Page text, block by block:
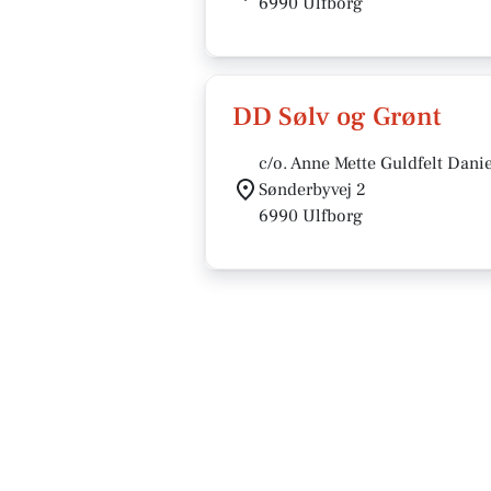
DD Sølv og Grønt
c/o. Anne Mette Guldfelt
Sønderbyvej 2
6990 Ulfborg